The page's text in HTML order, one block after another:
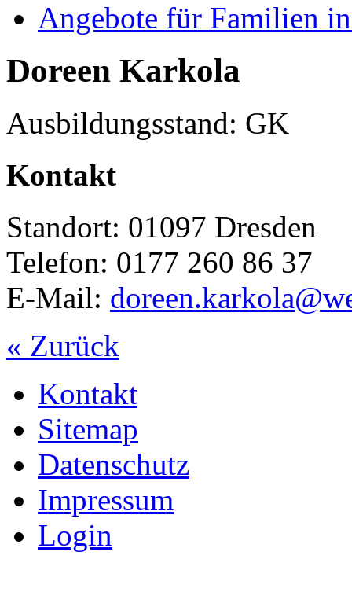
Angebote für Familien
Doreen Karkola
Ausbildungsstand: GK
Kontakt
Standort: 01097 Dresden
Telefon: 0177 260 86 37
E-Mail:
« Zurück
Kontakt
Sitemap
Datenschutz
Impressum
Login